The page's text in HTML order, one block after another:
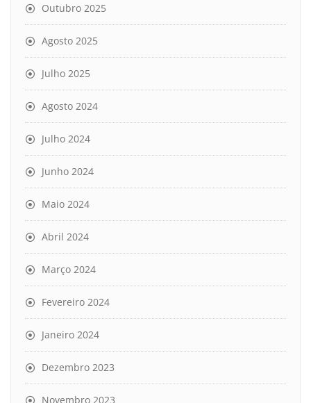
Outubro 2025
Agosto 2025
Julho 2025
Agosto 2024
Julho 2024
Junho 2024
Maio 2024
Abril 2024
Março 2024
Fevereiro 2024
Janeiro 2024
Dezembro 2023
Novembro 2023